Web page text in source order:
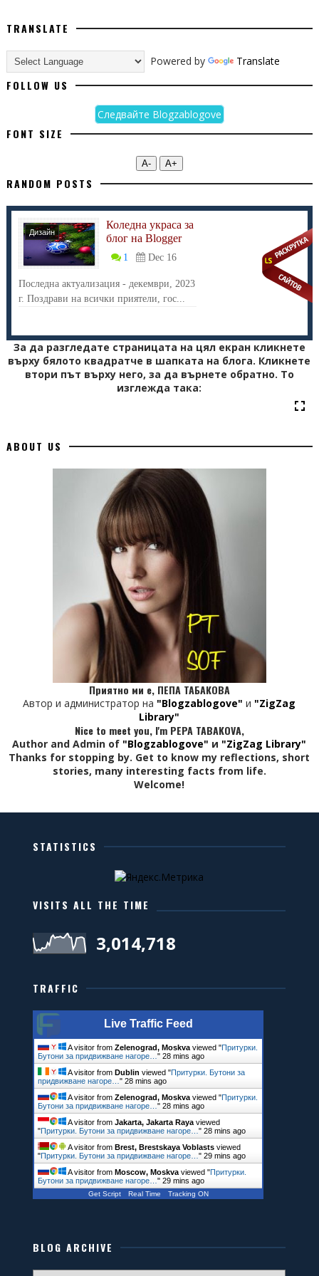
@-webkit-keyframes anim_titles {
0% {
left:100%;
opacity:0;
}
5% {
opacity:1;
left:10%;
opacity:1;
}
left:100%;
opacity:0;
100% {
left:100%;
opacity:0;
left:100%;
opacity:0;
}
5% {
left:10%;
opacity:1;
}
20% {
left:10%;
opacity:1;
}
left:100%;
opacity:0;
}
100% {
left:100%;
opacity:0;
.slides ul li div {
background-color:#003366; /*фон заглавие */
border-radius:10px 10px 10px 10px;
рамка */
color:#FFFFFF; /*цвят шрифт */
left:10%; /* отстъп */
margin:0 auto;
padding: 20px;
position:absolute;
top:70%;
width:200px; /*височина на панела */
-webkit-animation-name: anim_titles;
-webkit-animation-duration: 24.0s;
-webkit-animation-timing-function: linear;
-webkit-animation-iteration-count: infinite;
-webkit-animation-direction: normal;
-webkit-animation-fill-mode: forwards;
-moz-animation-name: anim_titles;
TRANSLATE
Powered by Translate
FOLLOW US
Следвайте Blogzablogove
FONT SIZE
А- А+
RANDOM POSTS
Дизайн
Коледна украса за
блог на Blogger
1 Dec 16
Последна актуализация - декември, 2023
г. Поздрави на всички приятели, гос...
За да разгледате страницата на цял екран кликнете
върху бялото квадратче в шапката на блога. Кликнете
втори път върху него, за да върнете обратно. То
изглежда така:
ABOUT US
Приятно ми е, ПЕПА ТАБАКОВА
Автор и администратор на "Blogzablogove" и "ZigZag
Library"
Nice to meet you, I'm PEPA TABAKOVA,
Author and Admin of "Blogzablogove" и "ZigZag Library"
Thanks for stopping by. Get to know my reflections, short
stories, many interesting facts from life.
Welcome!
STATISTICS
VISITS ALL THE TIME
3,014,718
TRAFFIC
Live Traffic Feed
A visitor fromZelenograd, Moskva viewed "Притурки.
Бутони за придвижване нагоре…"28 mins ago
A visitor fromDublin viewed "Притурки. Бутони за
придвижване нагоре…"28 mins ago
A visitor fromZelenograd, Moskva viewed "Притурки.
Бутони за придвижване нагоре…"28 mins ago
A visitor fromJakarta, Jakarta Raya viewed
"Притурки. Бутони за придвижване нагоре…"28 mins ago
A visitor fromBrest, Brestskaya Voblasts viewed
"Притурки. Бутони за придвижване нагоре…"29 mins ago
A visitor fromMoscow, Moskva viewed "Притурки.
Бутони за придвижване нагоре…"29 mins ago
Get Script Real Time Tracking ON
BLOG ARCHIVE